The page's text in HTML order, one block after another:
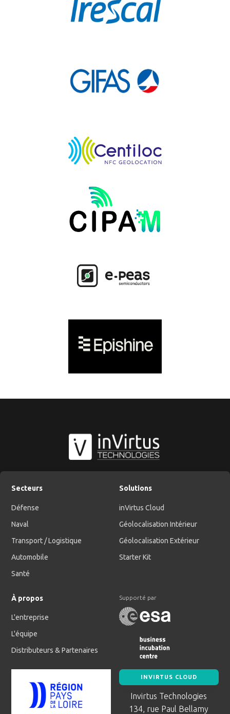
Secteurs
Défense
Naval
Transport / Logistique
Automobile
Santé
Solutions
inVirtus Cloud
Géolocalisation Intérieur
Géolocalisation Extérieur
Starter Kit
À propos
L'entreprise
L'équipe
Distributeurs & Partenaires
Supporté par
INVIRTUS CLOUD
Invirtus Technologies
134, rue Paul Bellamy